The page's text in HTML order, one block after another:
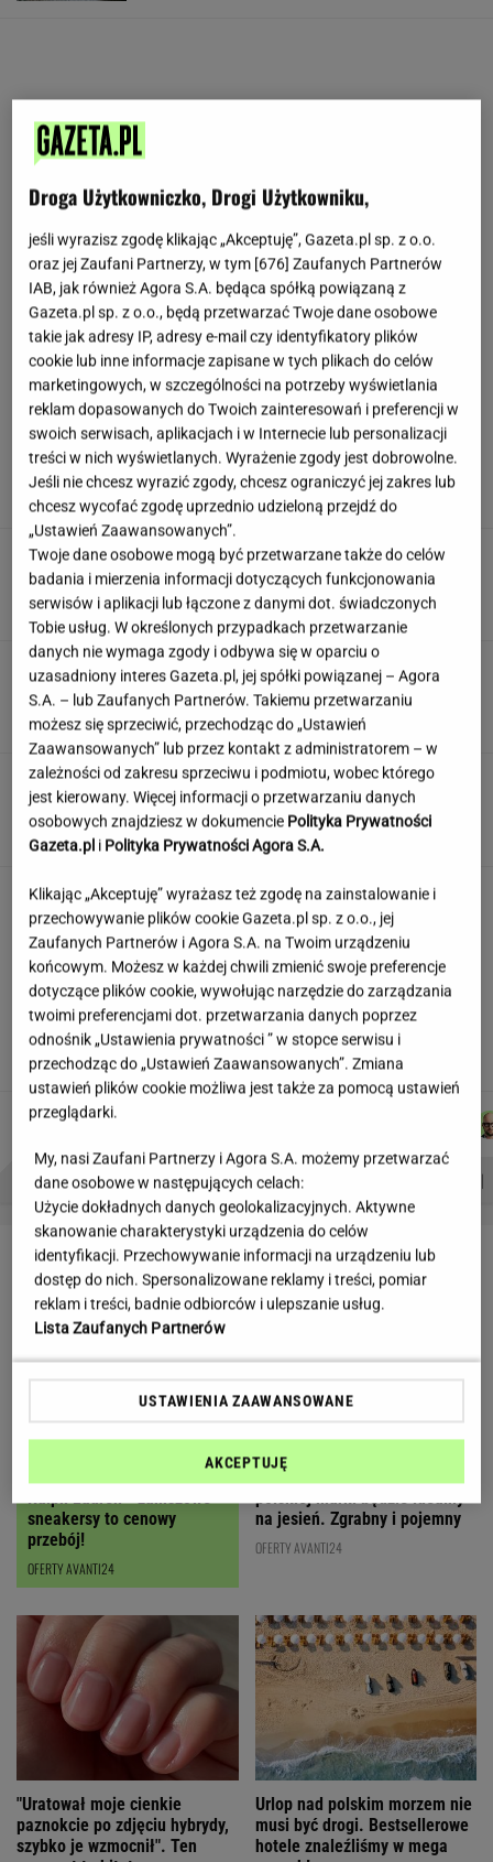
Decyzja Lewej wywołała burzę.
Zając ma jasne zdanie o wyjazdach bez dzieci
"Pionowe miasto" będzie mieć 140 metrów.
Jego wnętrze robi wrażenie
Dzisiejszy copiątkowy quiz wiedzy nie zostawi
na tobie suchej nitki!
Nie czekaj, aż będzie za późno. To może
oznaczać, że szkoła przestała służyć dziecku
MATERIAŁ PROMOCYJNY
Partnerka Litewki po jego
śmierci: Niektórzy zlecieli się jak sępy
SUBSKRYPCJA
Najniższe poparcie dla PiS w sondażu od lat.
Doda i jej były mąż oskarżeni
Autorzy:
PROBLEMY POLSKICH SIATKARZY ZNAK Z '30'
LETNIE OKAZJE
sneakersy to cenowy
przebój!
OFERTY AVANTI24
Ten karmelowy kuferek od
polskiej marki będzie idealny
na jesień. Zgrabny i pojemny
OFERTY AVANTI24
"Uratował moje cienkie
paznokcie po zdjęciu hybrydy,
szybko je wzmocnił". Ten
Urlop nad polskim morzem nie
musi być drogi. Bestsellerowe
hotele znaleźliśmy w mega
Droga Użytkowniczko, Drogi Użytkowniku,
jeśli wyrazisz zgodę klikając „Akceptuję”, Gazeta.pl sp. z o.o.
oraz jej Zaufani Partnerzy, w tym [676] Zaufanych Partnerów
IAB, jak również Agora S.A. będąca spółką powiązaną z
Gazeta.pl sp. z o.o., będą przetwarzać Twoje dane osobowe
takie jak adresy IP, adresy e-mail czy identyfikatory plików
cookie lub inne informacje zapisane w tych plikach do celów
marketingowych, w szczególności na potrzeby wyświetlania
reklam dopasowanych do Twoich zainteresowań i preferencji w
swoich serwisach, aplikacjach i w Internecie lub personalizacji
treści w nich wyświetlanych. Wyrażenie zgody jest dobrowolne.
Jeśli nie chcesz wyrazić zgody, chcesz ograniczyć jej zakres lub
chcesz wycofać zgodę uprzednio udzieloną przejdź do
„Ustawień Zaawansowanych”.
Twoje dane osobowe mogą być przetwarzane także do celów
badania i mierzenia informacji dotyczących funkcjonowania
serwisów i aplikacji lub łączone z danymi dot. świadczonych
Tobie usług. W określonych przypadkach przetwarzanie
danych nie wymaga zgody i odbywa się w oparciu o
uzasadniony interes Gazeta.pl, jej spółki powiązanej – Agora
S.A. – lub Zaufanych Partnerów. Takiemu przetwarzaniu
możesz się sprzeciwić, przechodząc do „Ustawień
Zaawansowanych” lub przez kontakt z administratorem – w
zależności od zakresu sprzeciwu i podmiotu, wobec którego
jest kierowany. Więcej informacji o przetwarzaniu danych
osobowych znajdziesz w dokumencie Polityka Prywatności
Gazeta.pl i Polityka Prywatności Agora S.A.
Klikając „Akceptuję” wyrażasz też zgodę na zainstalowanie i
przechowywanie plików cookie Gazeta.pl sp. z o.o., jej
Zaufanych Partnerów i Agora S.A. na Twoim urządzeniu
końcowym. Możesz w każdej chwili zmienić swoje preferencje
dotyczące plików cookie, wywołując narzędzie do zarządzania
twoimi preferencjami dot. przetwarzania danych poprzez
odnośnik „Ustawienia prywatności ” w stopce serwisu i
przechodząc do „Ustawień Zaawansowanych”. Zmiana
ustawień plików cookie możliwa jest także za pomocą ustawień
przeglądarki.
My, nasi Zaufani Partnerzy i Agora S.A. możemy przetwarzać
dane osobowe w następujących celach:
Użycie dokładnych danych geolokalizacyjnych. Aktywne
skanowanie charakterystyki urządzenia do celów
identyfikacji. Przechowywanie informacji na urządzeniu lub
dostęp do nich. Spersonalizowane reklamy i treści, pomiar
reklam i treści, badnie odbiorców i ulepszanie usług.
Lista Zaufanych Partnerów
USTAWIENIA ZAAWANSOWANE
AKCEPTUJĘ